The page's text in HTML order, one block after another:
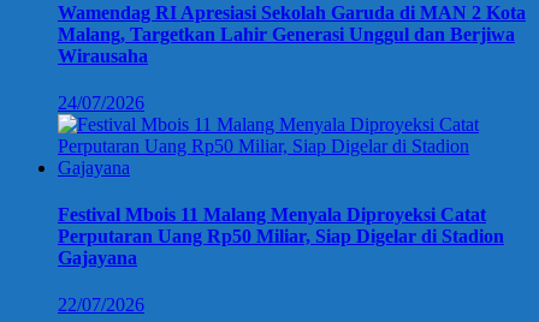
Wamendag RI Apresiasi Sekolah Garuda di MAN 2 Kota
Malang, Targetkan Lahir Generasi Unggul dan Berjiwa
Wirausaha
24/07/2026
Festival Mbois 11 Malang Menyala Diproyeksi Catat
Perputaran Uang Rp50 Miliar, Siap Digelar di Stadion
Gajayana
22/07/2026